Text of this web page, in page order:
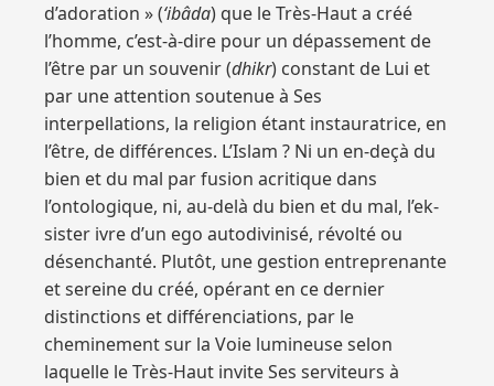
d’adoration » (‘ibâda) que le Très-Haut a créé
l’homme, c’est-à-dire pour un dépassement de
l’être par un souvenir (dhikr) constant de Lui et
par une attention soutenue à Ses
interpellations, la religion étant instauratrice, en
l’être, de différences. L’Islam ? Ni un en-deçà du
bien et du mal par fusion acritique dans
l’ontologique, ni, au-delà du bien et du mal, l’ek-
sister ivre d’un ego autodivinisé, révolté ou
désenchanté. Plutôt, une gestion entreprenante
et sereine du créé, opérant en ce dernier
distinctions et différenciations, par le
cheminement sur la Voie lumineuse selon
laquelle le Très-Haut invite Ses serviteurs à